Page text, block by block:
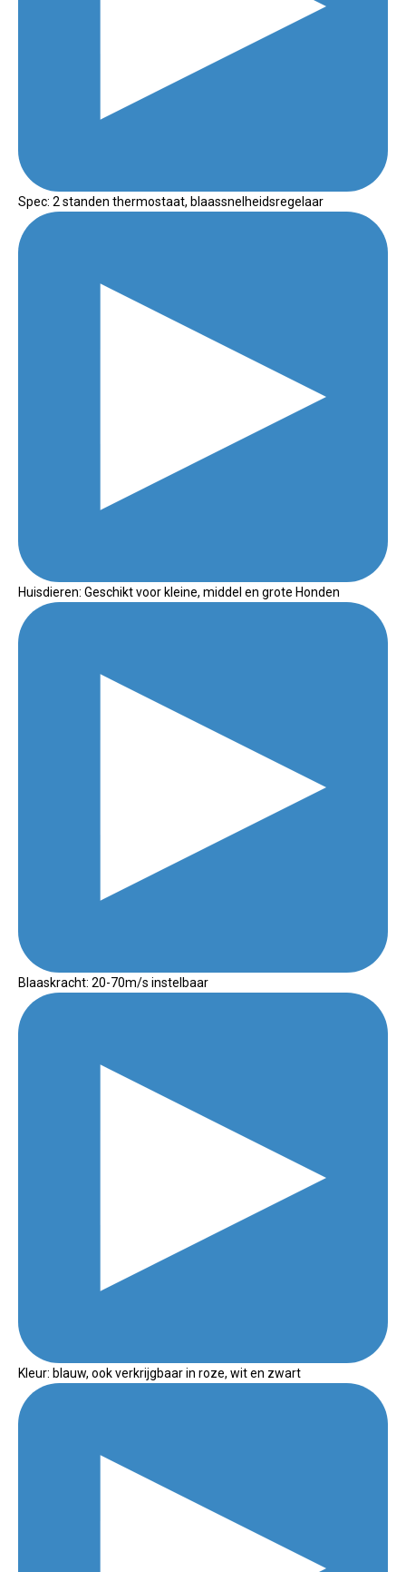
Spec: 2 standen thermostaat, blaassnelheidsregelaar
Huisdieren: Geschikt voor kleine, middel en grote Honden
Blaaskracht: 20-70m/s instelbaar
Kleur: blauw, ook verkrijgbaar in roze, wit en zwart